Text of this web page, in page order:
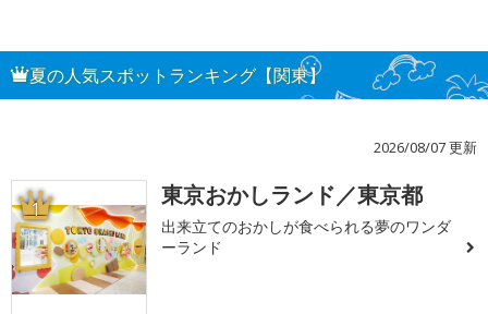
夏の人気スポットランキング【関東】
2026/08/07 更新
1 東京おかしランド／東京都
出来立てのおかしが食べられる夢のワンダ
ーランド